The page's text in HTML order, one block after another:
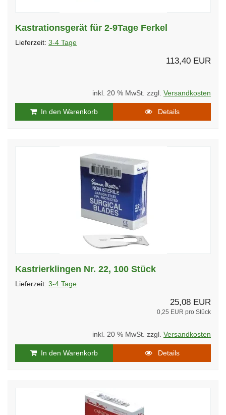
Kastrationsgerät für 2-9Tage Ferkel
Lieferzeit: 3-4 Tage
113,40 EUR
inkl. 20 % MwSt. zzgl. Versandkosten
In den Warenkorb Details
Kastrierklingen Nr. 22, 100 Stück
Lieferzeit: 3-4 Tage
25,08 EUR
0,25 EUR pro Stück
inkl. 20 % MwSt. zzgl. Versandkosten
In den Warenkorb Details